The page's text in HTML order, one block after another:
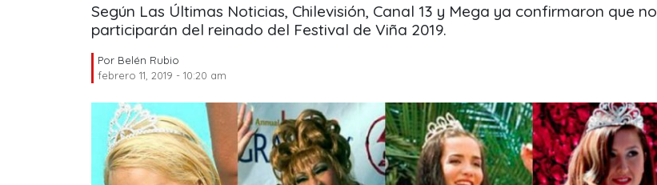
Según Las Últimas Noticias, Chilevisión, Canal 13 y Mega ya confirmaron que no
participarán del reinado del Festival de Viña 2019.
Por Belén Rubio
febrero 11, 2019 - 10:20 am